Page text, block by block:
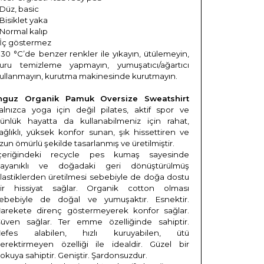
basic
yaka
kalıp
göstermez
°C’de benzer renkler ile yıkayın, ütülemeyin,
temizleme yapmayın, yumuşatıcı/ağartıcı
kurutma makinesinde kurutmayın.
Organik Pamuk Oversize Sweatshirt
yoga için değil pilates, aktif spor ve
hayatta da kullanabilmeniz için rahat,
yüksek konfor sunan, şık hissettiren ve
ömürlü şekilde tasarlanmış ve üretilmiştir.
recycle pes kumaş sayesinde
ve doğadaki geri dönüştürülmüş
üretilmesi sebebiyle de doğa dostu
hissiyat sağlar. Organik cotton olması
de doğal ve yumuşaktır. Esnektir.
direnç göstermeyerek konfor sağlar.
sağlar. Ter emme özelliğinde sahiptir.
alabilen, hızlı kuruyabilen, ütü
özelliği ile idealdir. Güzel bir
sahiptir. Geniştir. Şardonsuzdur.